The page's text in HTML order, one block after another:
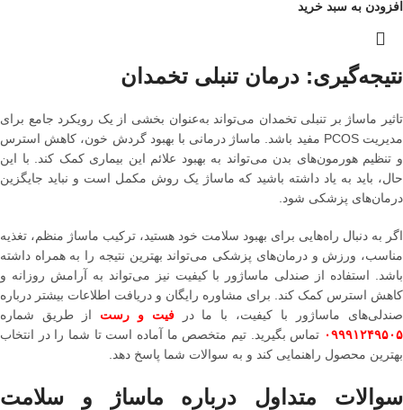
افزودن به سبد خرید
نتیجه‌گیری: درمان تنبلی تخمدان
تاثیر ماساژ بر تنبلی تخمدان می‌تواند به‌عنوان بخشی از یک رویکرد جامع برای
مدیریت PCOS مفید باشد. ماساژ درمانی با بهبود گردش خون، کاهش استرس
و تنظیم هورمون‌های بدن می‌تواند به بهبود علائم این بیماری کمک کند. با این
حال، باید به یاد داشته باشید که ماساژ یک روش مکمل است و نباید جایگزین
درمان‌های پزشکی شود.
اگر به دنبال راه‌هایی برای بهبود سلامت خود هستید، ترکیب ماساژ منظم، تغذیه
مناسب، ورزش و درمان‌های پزشکی می‌تواند بهترین نتیجه را به همراه داشته
باشد. استفاده از صندلی ماساژور با کیفیت نیز می‌تواند به آرامش روزانه و
کاهش استرس کمک کند. برای مشاوره رایگان و دریافت اطلاعات بیشتر درباره
صندلی‌های ماساژور با کیفیت، با ما درفیت و رست از طریق شماره
۰۹۹۹۱۲۴۹۵۰۵ تماس بگیرید. تیم متخصص ما آماده است تا شما را در انتخاب
بهترین محصول راهنمایی کند و به سوالات شما پاسخ دهد.
سوالات متداول درباره ماساژ و سلامت